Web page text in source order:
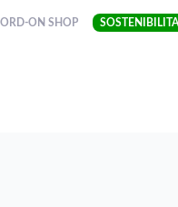
ON SHOP